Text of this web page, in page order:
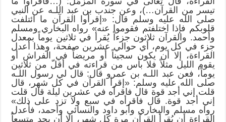
تيسر من القرآن…)، وعن جندب بن عبد اللـه عن النبي
صلى الله عليه وسلم قال: «إقرأوا القرآن ما ائتلفت
قلوبكم فإذا اختلفتم فقوموا عنه» رواه البخاري ومسلم
وأحمد. والقرآن ثلاثون جزءاً يُقرأ في ثلاثين يوماً بمعدل
جزء في كل يوم، أي حوالي عشرين صفحة، وهذا أعدل
القراءة، إلا أن يكون سجيناً أو مريضاً في الفراش أو
يقوم الليل مثلاً فلا بأس من قراءته في أقلّ من ثلاثين
يوماً، فعن عبد اللـه بن عمرو قال: قال لي رسول اللـه
صلى الله عليه وسلم: «إقرأ القرآن في كل شهر، قال
قلت إني أجد قوة قال فاقرأه في عشرين ليلة قال قلت
إني أجد قوة. قال فاقرأه في سبع ولا تزد على ذلك»
رواه مسلم والبخاري وأبو داود والنسائي وأحمد، فأعدل
القراءة أن يُقرأ القرآن مرة كل شهر، إلا أن يجد متسعاً